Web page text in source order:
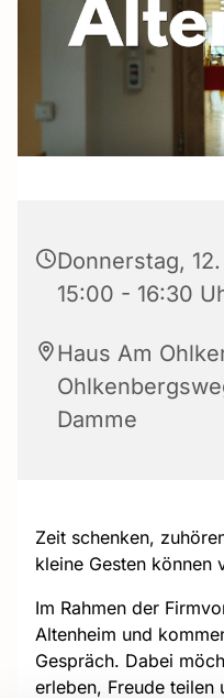
Donnerstag,
15:00 - 16:30
Haus Am
Damme
Zeit schenken,
kleine Gesten können
Im Rahmen der
Altenheim und
Gespräch. Dabei
erleben, Freude